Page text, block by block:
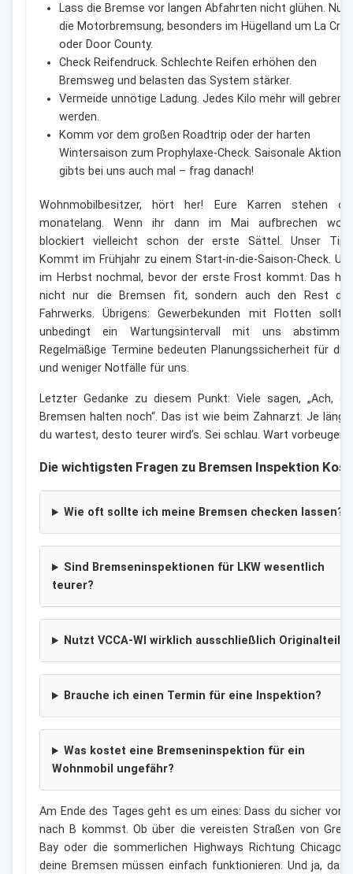
Lass die Bremse vor langen Abfahrten nicht glühen. Nutz
die Motorbremsung, besonders im Hügelland um La
oder Door County.
Check Reifendruck. Schlechte Reifen erhöhen den
Bremsweg und belasten das System stärker.
Vermeide unnötige Ladung. Jedes Kilo mehr will
werden.
Komm vor dem großen Roadtrip oder der harten
Wintersaison zum Prophylaxe-Check. Saisonale Aktionen
gibts bei uns auch mal – frag danach!
Wohnmobilbesitzer, hört her! Eure Karren stehen
monatelang. Wenn ihr dann im Mai aufbrechen
blockiert vielleicht schon der erste Sättel. Unser
Kommt im Frühjahr zu einem Start-in-die-Saison-Check.
im Herbst nochmal, bevor der erste Frost kommt. Das
nicht nur die Bremsen fit, sondern auch den Rest
Fahrwerks. Übrigens: Gewerbekunden mit Flotten
unbedingt ein Wartungsintervall mit uns
Regelmäßige Termine bedeuten Planungssicherheit für
und weniger Notfälle für uns.
Letzter Gedanke zu diesem Punkt: Viele sagen, „Ach,
Bremsen halten noch“. Das ist wie beim Zahnarzt. Je
du wartest, desto teurer wird’s. Sei schlau. Wart vorbeugen.
Die wichtigsten Fragen zu Bremsen Inspektion
Wie oft sollte ich meine Bremsen checken lassen?
Sind Bremseninspektionen für LKW wesentlich
teurer?
Nutzt VCCA-WI wirklich ausschließlich
Brauche ich einen Termin für eine Inspektion?
Was kostet eine Bremseninspektion für ein
Wohnmobil ungefähr?
Am Ende des Tages geht es um eines: Dass du sicher von
nach B kommst. Ob über die vereisten Straßen von
Bay oder die sommerlichen Highways Richtung Chicago
deine Bremsen müssen einfach funktionieren. Und ja,